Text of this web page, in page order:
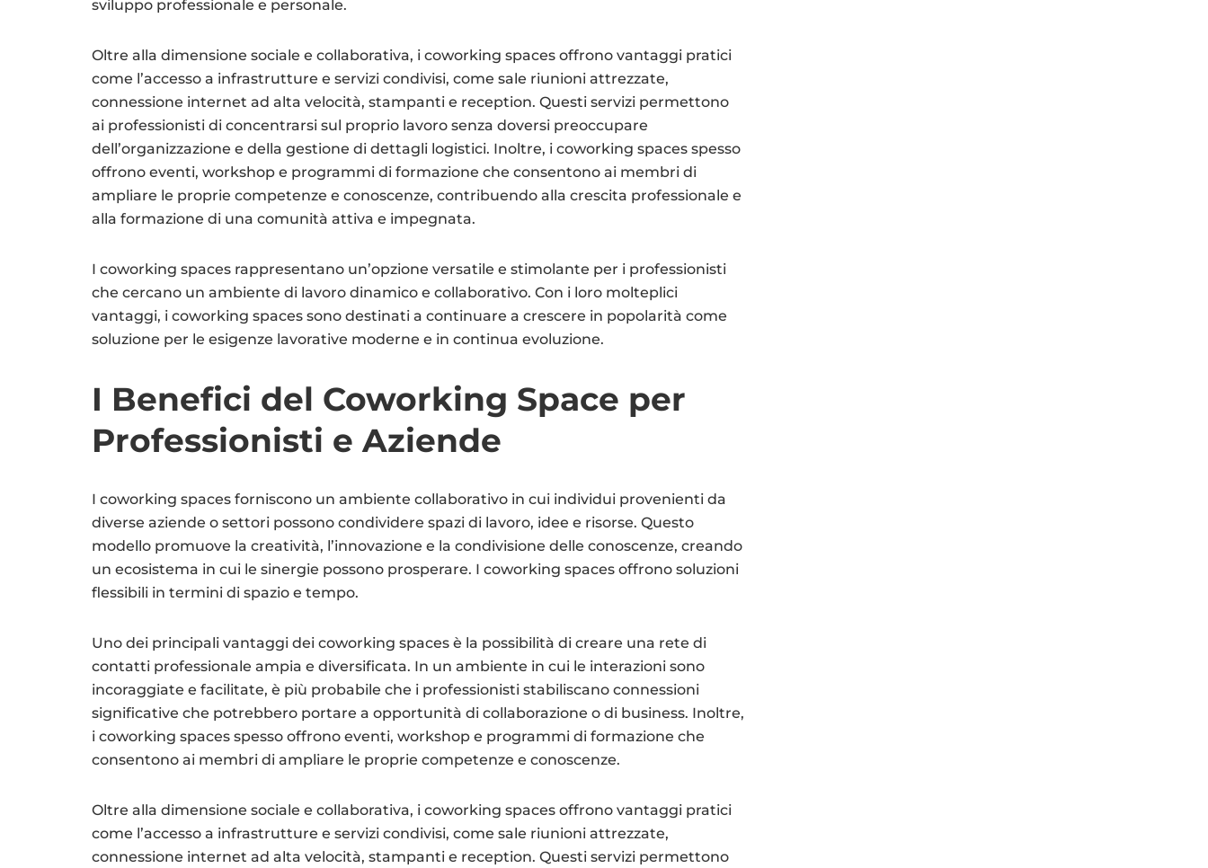
sviluppo professionale e personale.
Oltre alla dimensione sociale e collaborativa, i coworking spaces offrono vantaggi pratici
come l’accesso a infrastrutture e servizi condivisi, come sale riunioni attrezzate,
connessione internet ad alta velocità, stampanti e reception. Questi servizi permettono
ai professionisti di concentrarsi sul proprio lavoro senza doversi preoccupare
dell’organizzazione e della gestione di dettagli logistici. Inoltre, i coworking spaces spesso
offrono eventi, workshop e programmi di formazione che consentono ai membri di
ampliare le proprie competenze e conoscenze, contribuendo alla crescita professionale e
alla formazione di una comunità attiva e impegnata.
I coworking spaces rappresentano un’opzione versatile e stimolante per i professionisti
che cercano un ambiente di lavoro dinamico e collaborativo. Con i loro molteplici
vantaggi, i coworking spaces sono destinati a continuare a crescere in popolarità come
soluzione per le esigenze lavorative moderne e in continua evoluzione.
I Benefici del Coworking Space per
Professionisti e Aziende
I coworking spaces forniscono un ambiente collaborativo in cui individui provenienti da
diverse aziende o settori possono condividere spazi di lavoro, idee e risorse. Questo
modello promuove la creatività, l’innovazione e la condivisione delle conoscenze, creando
un ecosistema in cui le sinergie possono prosperare. I coworking spaces offrono soluzioni
flessibili in termini di spazio e tempo.
Uno dei principali vantaggi dei coworking spaces è la possibilità di creare una rete di
contatti professionale ampia e diversificata. In un ambiente in cui le interazioni sono
incoraggiate e facilitate, è più probabile che i professionisti stabiliscano connessioni
significative che potrebbero portare a opportunità di collaborazione o di business. Inoltre,
i coworking spaces spesso offrono eventi, workshop e programmi di formazione che
consentono ai membri di ampliare le proprie competenze e conoscenze.
Oltre alla dimensione sociale e collaborativa, i coworking spaces offrono vantaggi pratici
come l’accesso a infrastrutture e servizi condivisi, come sale riunioni attrezzate,
connessione internet ad alta velocità, stampanti e reception. Questi servizi permettono